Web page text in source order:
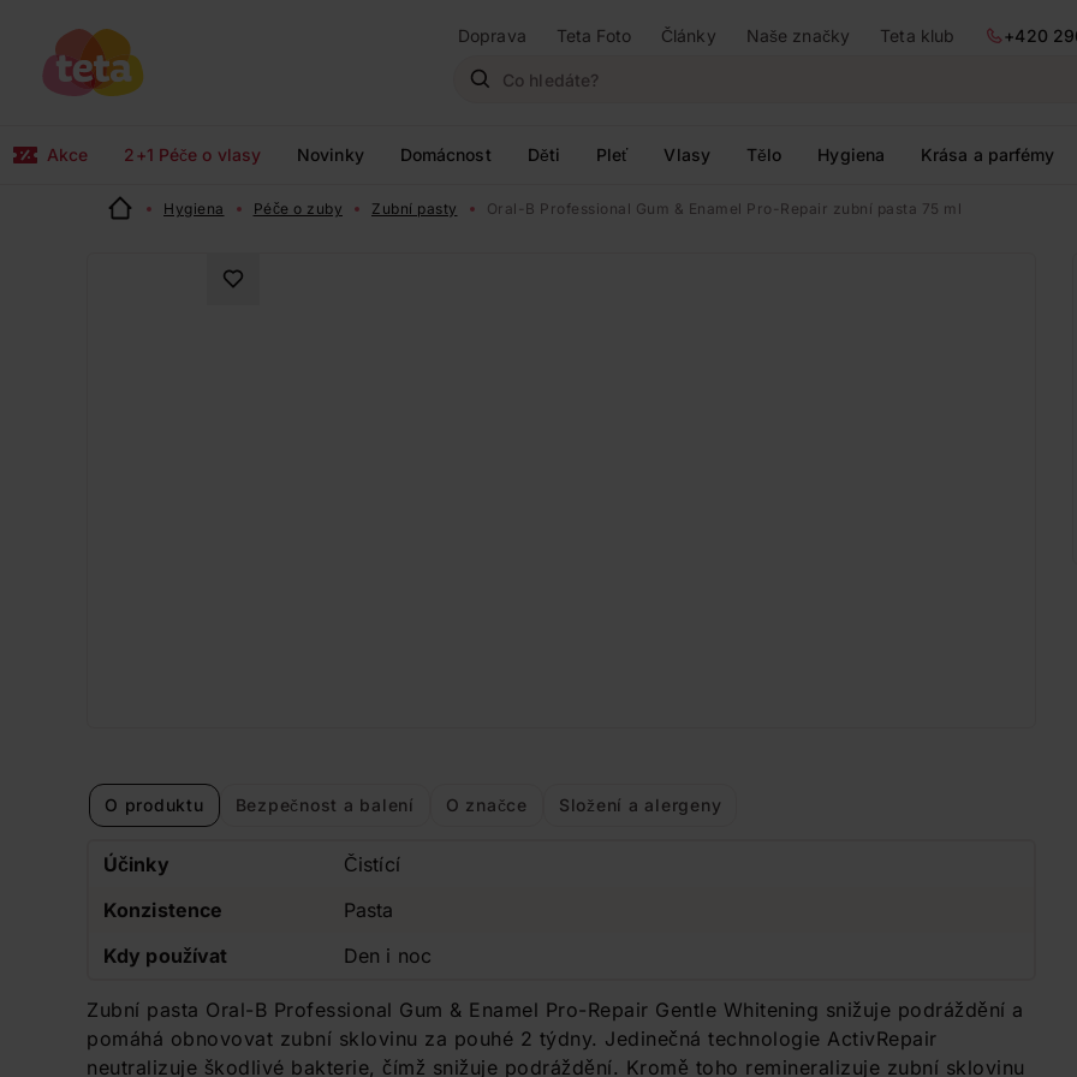
Doprava Teta Foto Články Naše značky Teta klub
+420
Akce 2+1 Péče o vlasy Novinky Domácnost Děti Pleť Vlasy Tělo Hygiena Krása a parfémy
Hygiena Péče o zuby Zubní pasty Oral-B Professional Gum & Enamel Pro-Repair zubní pasta 75 ml
O produktu Bezpečnost a balení O značce Složení a alergeny
Účinky
Čistící
Konzistence
Pasta
Kdy používat
Den i noc
Zubní pasta Oral-B Professional Gum & Enamel Pro-Repair Gentle Whitening snižuje podráždění a
pomáhá obnovovat zubní sklovinu za pouhé 2 týdny. Jedinečná technologie ActivRepair
neutralizuje škodlivé bakterie, čímž snižuje podráždění. Kromě toho remineralizuje zubní sklovinu